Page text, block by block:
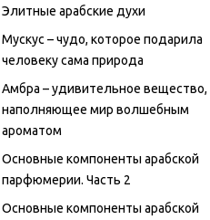
Элитные арабские духи
Мускус – чудо, которое подарила
человеку сама природа
Амбра – удивительное вещество,
наполняющее мир волшебным
ароматом
Основные компоненты арабской
парфюмерии. Часть 2
Основные компоненты арабской